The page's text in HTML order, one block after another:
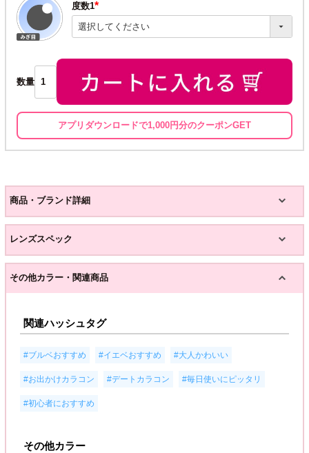
度数1
(必
須)
数量
アプリダウンロードで1,000円分のクーポンGET
商品・ブランド詳細
レンズスペック
その他カラー・関連商品
関連ハッシュタグ
#ブルベおすすめ #イエベおすすめ #大人かわいい
#お出かけカラコン #デートカラコン #毎日使いにピッタリ
#初心者におすすめ
その他カラー